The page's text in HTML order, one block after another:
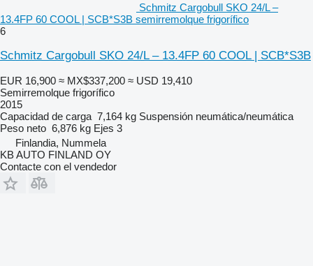
Schmitz Cargobull SKO 24/L –
13.4FP 60 COOL | SCB*S3B semirremolque frigorífico
6
Schmitz Cargobull SKO 24/L – 13.4FP 60 COOL | SCB*S3B
EUR 16,900 ≈ MX$337,200 ≈ USD 19,410
Semirremolque frigorífico
2015
Capacidad de carga 7,164 kg Suspensión neumática/neumática
Peso neto 6,876 kg Ejes 3
Finlandia, Nummela
KB AUTO FINLAND OY
Contacte con el vendedor